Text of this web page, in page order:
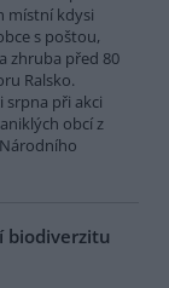
místní kdysi
s poštou,
zhruba před 80
Ralsko.
srpna při akci
obcí z
biodiverzitu